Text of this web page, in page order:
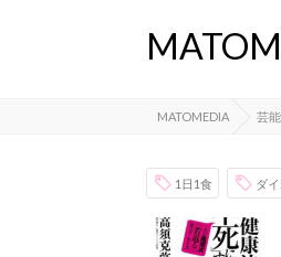
MATOMEDIA 芸能
1日1食 ダ